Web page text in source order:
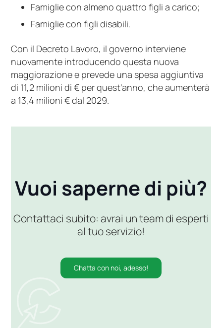
Famiglie con almeno quattro figli a carico;
Famiglie con figli disabili.
Con il Decreto Lavoro, il governo interviene
nuovamente introducendo questa nuova
maggiorazione e prevede una spesa aggiuntiva
di 11,2 milioni di € per quest’anno, che aumenterà
a 13,4 milioni € dal 2029.
Vuoi saperne di più?
Contattaci subito: avrai un team di esperti
al tuo servizio!
Chatta con noi, adesso!